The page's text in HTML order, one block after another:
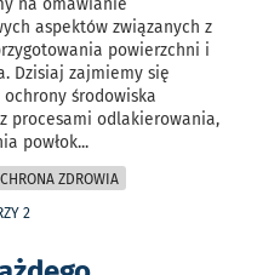
na omawianie
aspektów związanych z
powierzchni i
Dzisiaj zajmiemy się
środowiska
procesami odlakierowania,
powłok...
ZDROWIA
2